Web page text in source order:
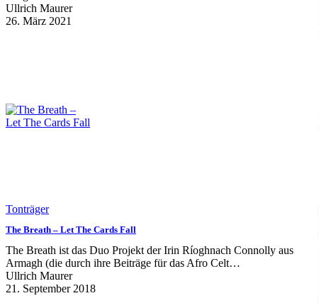
Ullrich Maurer
26. März 2021
Tonträger
The Breath – Let The Cards Fall
The Breath ist das Duo Projekt der Irin Ríoghnach Connolly aus
Armagh (die durch ihre Beiträge für das Afro Celt…
Ullrich Maurer
21. September 2018